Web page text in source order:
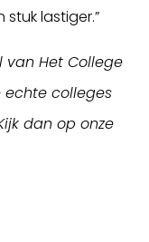
lastiger.”
van Het College
colleges
dan op onze